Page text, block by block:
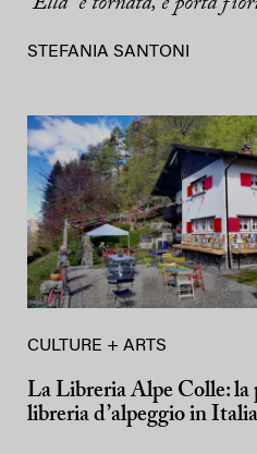
STEFANIA SANTONI
CULTURE + ARTS
La Libreria Alpe Colle: la
libreria d’alpeggio in Italia